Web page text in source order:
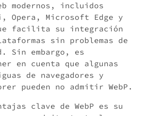
modernos, incluidos
Opera, Microsoft Edge y
facilita su integración
sin problemas de
Sin embargo, es
en cuenta que algunas
de navegadores y
pueden no admitir WebP.
clave de WebP es su